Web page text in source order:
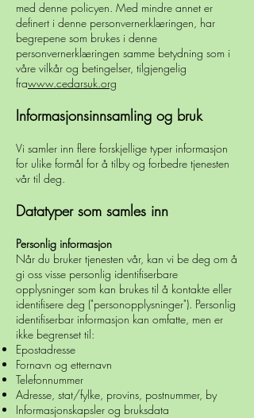
med denne policyen. Med mindre annet er
definert i denne personvernerklæringen, har
begrepene som brukes i denne
personvernerklæringen samme betydning som i
våre vilkår og betingelser, tilgjengelig
frawww.cedarsuk.org
Informasjonsinnsamling og bruk
Vi samler inn flere forskjellige typer informasjon
for ulike formål for å tilby og forbedre tjenesten
vår til deg.
Datatyper som samles inn
Personlig informasjon
Når du bruker tjenesten vår, kan vi be deg om å
gi oss visse personlig identifiserbare
opplysninger som kan brukes til å kontakte eller
identifisere deg ("personopplysninger"). Personlig
identifiserbar informasjon kan omfatte, men er
ikke begrenset til:
Epostadresse
Fornavn og etternavn
Telefonnummer
Adresse, stat/fylke, provins, postnummer, by
Informasjonskapsler og bruksdata